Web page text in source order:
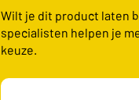
Wilt je dit product laten
specialisten helpen je
keuze.